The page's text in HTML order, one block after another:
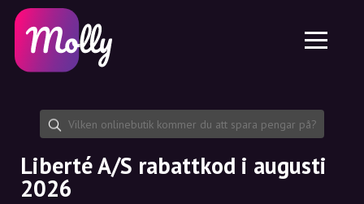
Hudvård
Hårvård
Dela rabattkod
Funktioner
Jobb
Om oss
Samarbete
Plattform
Molly till iPhone och iPad
Molly till Android
SE
EN
NO
Liberté A/S rabattkod i augusti
2026